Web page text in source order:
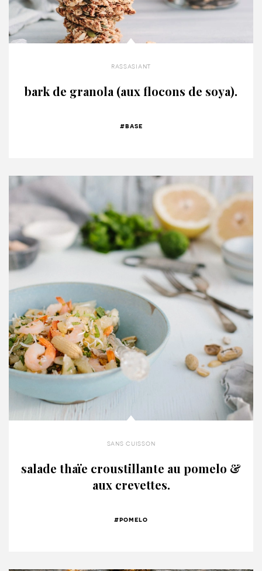
rassasiant
bark de granola (aux flocons de soya).
#base
sans cuisson
salade thaïe croustillante au pomelo &
aux crevettes.
#pomelo